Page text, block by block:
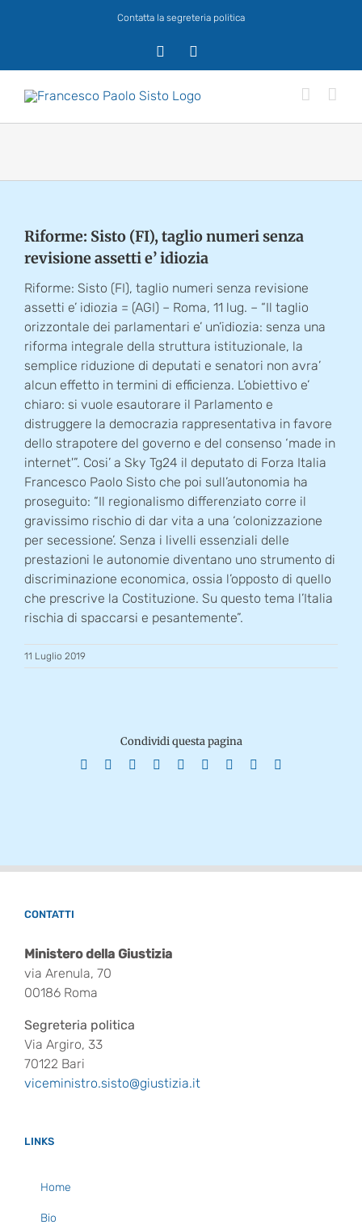
Contatta la segreteria politica
Riforme: Sisto (FI), taglio numeri senza
revisione assetti e’ idiozia
Riforme: Sisto (FI), taglio numeri senza revisione
assetti e’ idiozia = (AGI) – Roma, 11 lug. – “Il taglio
orizzontale dei parlamentari e’ un’idiozia: senza una
riforma integrale della struttura istituzionale, la
semplice riduzione di deputati e senatori non avra’
alcun effetto in termini di efficienza. L’obiettivo e’
chiaro: si vuole esautorare il Parlamento e
distruggere la democrazia rappresentativa in favore
dello strapotere del governo e del consenso ‘made in
internet'”. Cosi’ a Sky Tg24 il deputato di Forza Italia
Francesco Paolo Sisto che poi sull’autonomia ha
proseguito: “Il regionalismo differenziato corre il
gravissimo rischio di dar vita a una ‘colonizzazione
per secessione’. Senza i livelli essenziali delle
prestazioni le autonomie diventano uno strumento di
discriminazione economica, ossia l’opposto di quello
che prescrive la Costituzione. Su questo tema l’Italia
rischia di spaccarsi e pesantemente”.
11 Luglio 2019
Condividi questa pagina
Facebook Reddit LinkedInWhatsApp
TumblrPinterest
CONTATTI
Ministero della Giustizia
via Arenula, 70
00186 Roma
Segreteria politica
Via Argiro, 33
70122 Bari
viceministro.sisto@giustizia.it
LINKS
Home
Bio